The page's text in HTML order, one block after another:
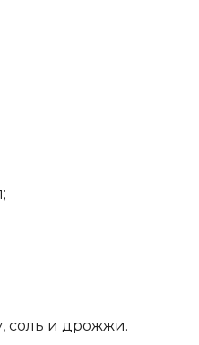
соль и дрожжи.